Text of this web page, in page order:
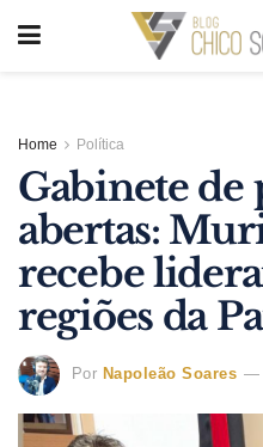
Home Política
Gabinete de
abertas:
recebe
regiões da
Por Napoleão Soares